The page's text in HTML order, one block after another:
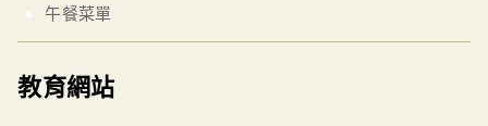
午餐菜單
教育網站